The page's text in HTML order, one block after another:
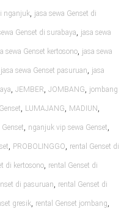
nganjuk, jasa sewa Genset di
Genset di surabaya, jasa sewa
sewa Genset kertosono, jasa sewa
jasa sewa Genset pasuruan, jasa
, JEMBER, JOMBANG, jombang
, LUMAJANG, MADIUN ,
, nganjuk vip sewa Genset,
, PROBOLINGGO, rental Genset di
di kertosono, rental Genset di
di pasuruan, rental Genset di
gresik, rental Genset jombang,